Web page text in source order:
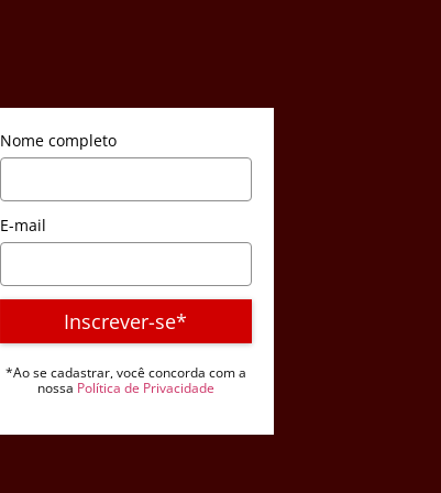
Nome completo
E-mail
Inscrever-se*
*Ao se cadastrar, você concorda com a
nossa Política de Privacidade